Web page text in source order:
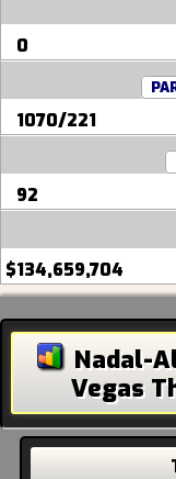
0
1070/221
92
$134,659,704
Nadal-
Vegas